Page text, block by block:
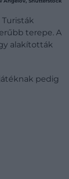
terepe. A
alakították
pedig